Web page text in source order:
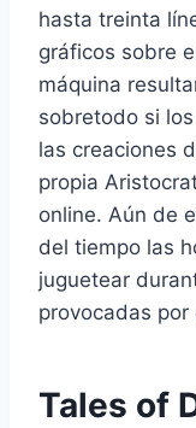
hasta treinta
gráficos sobre
máquina
sobretodo si
las creaciones
propia
online. Aún de
del tiempo las
juguetear
provocadas por
Tales of